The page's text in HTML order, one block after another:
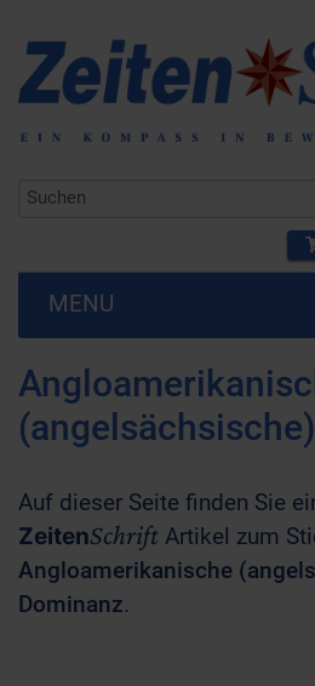
MENU
Auf dieser Seite finden Sie
ZeitenSchrift Artikel zum
Angloamerikanische
Dominanz.